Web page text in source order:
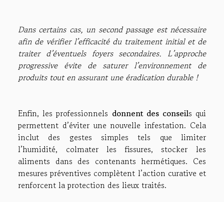
Dans certains cas, un second passage est nécessaire
afin de vérifier l’efficacité du traitement initial et de
traiter d’éventuels foyers secondaires. L’approche
progressive évite de saturer l’environnement de
produits tout en assurant une éradication durable !
Enfin, les professionnels donnent des conseils qui
permettent d’éviter une nouvelle infestation. Cela
inclut des gestes simples tels que limiter
l’humidité, colmater les fissures, stocker les
aliments dans des contenants hermétiques. Ces
mesures préventives complètent l’action curative et
renforcent la protection des lieux traités.